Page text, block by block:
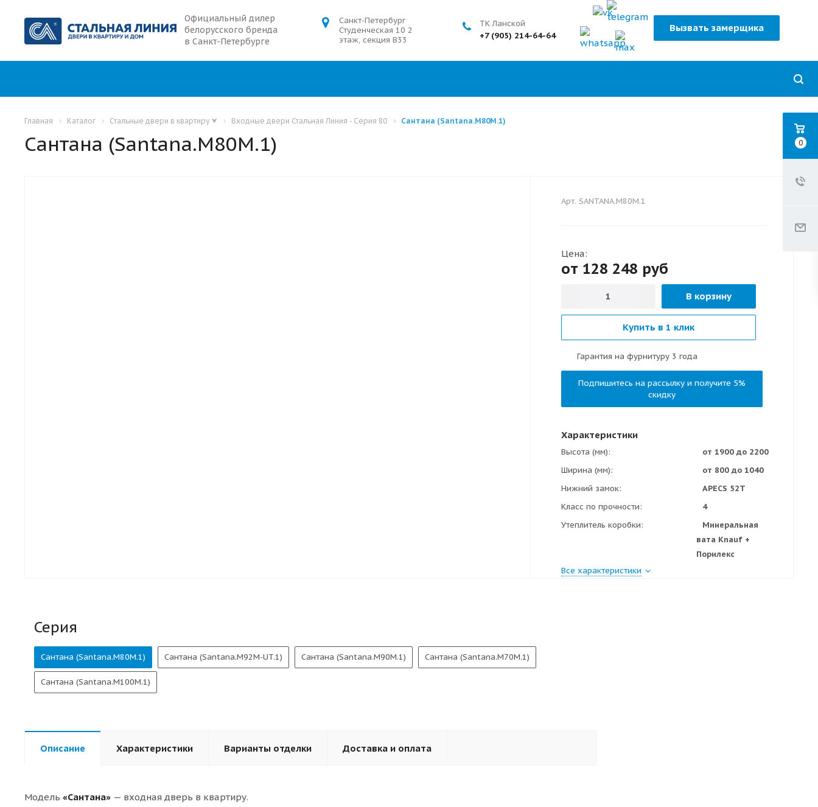
Официальный дилер
белорусского бренда
в Санкт-Петербурге
Санкт-Петербург
Студенческая 10 2
этаж, секция В33
ТК Ланской
+7 (905) 214-64-64
Вызвать замерщика
Главная Каталог Стальные двери в квартиру ⮟ Входные двери Стальная Линия - Серия 80 Сантана (Santana.M80M.1)
Сантана (Santana.M80M.1)
Арт. SANTANA.M80M.1
Цена:
от 128 248 руб
В корзину
Купить в 1 клик
Гарантия на фурнитуру 3 года
Подпишитесь на рассылку и получите 5%
скидку
Характеристики
Высота (мм)
от 1900 до 2200
Ширина (мм)
от 800 до 1040
Нижний замок
APECS 52T
Класс по прочности
4
Утеплитель коробки
Минеральная
вата Knauf +
Порилекс
Все характеристики
Серия
Сантана (Santana.M80M.1) Сантана (Santana.M92M-UT.1) Сантана (Santana.M90M.1) Сантана (Santana.M70M.1)
Сантана (Santana.M100M.1)
Описание Характеристики Варианты отделки Доставка и оплата
Модель «Сантана» — входная дверь в квартиру.
0